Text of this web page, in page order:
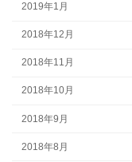
2019年1月
2018年12月
2018年11月
2018年10月
2018年9月
2018年8月